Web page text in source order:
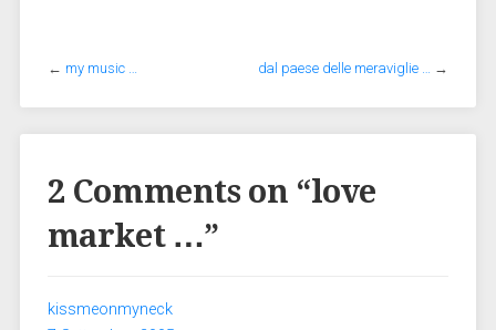
← my music … dal paese delle meraviglie … →
2 Comments on “love
market …”
kissmeonmyneck